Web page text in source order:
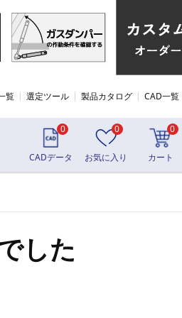
覧 選定ツール 製品カタログ CAD一覧
0
CADデータ
0
お気に入り
0
カート
した